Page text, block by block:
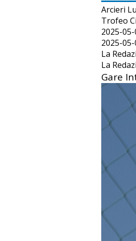
Arcieri
Trofeo
2025-
2025-
La
La
Gare